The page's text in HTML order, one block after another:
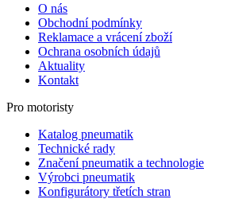
O nás
Obchodní podmínky
Reklamace a vrácení zboží
Ochrana osobních údajů
Aktuality
Kontakt
Pro motoristy
Katalog pneumatik
Technické rady
Značení pneumatik a technologie
Výrobci pneumatik
Konfigurátory třetích stran